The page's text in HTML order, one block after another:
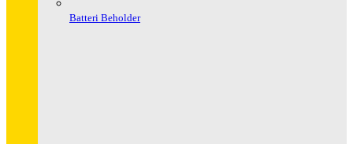
Batteri Beholder